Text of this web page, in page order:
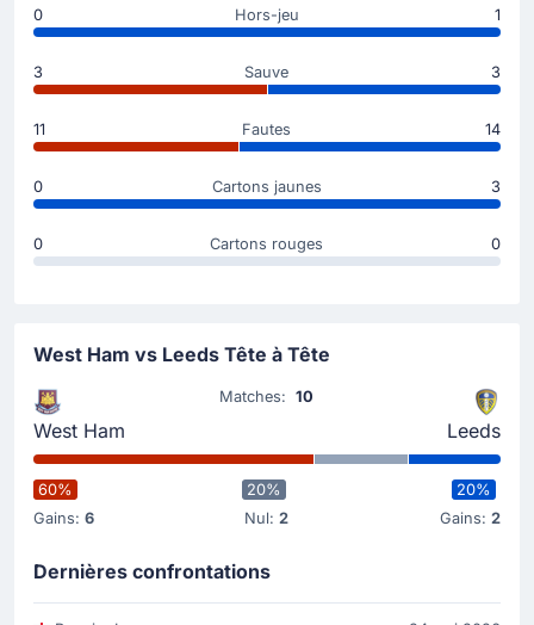
25'
Brenden Aaronson
10'
Jaka Bijol
Le joueur de Leeds United, Jaka Bijol, écope d'un
carton jaune.
Le début du match
0 Hors-jeu 1
3 Sauve 3
11 Fautes 14
0 Cartons jaunes 3
0 Cartons rouges 0
West Ham vs Leeds Tête à Tête
West Ham
Matches:10
Leeds
60%
Gains: 6
20%
Nul:2
20%
Gains: 2
Dernières confrontations